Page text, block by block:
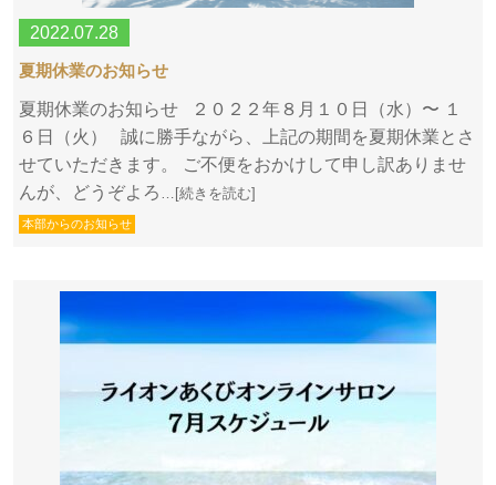
2022.07.28
夏期休業のお知らせ
夏期休業のお知らせ ２０２２年８月１０日（水）〜 １
６日（火） 誠に勝手ながら、上記の期間を夏期休業とさ
せていただきます。 ご不便をおかけして申し訳ありませ
んが、どうぞよろ …[続きを読む]
本部からのお知らせ